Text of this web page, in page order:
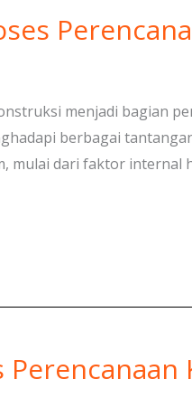
menjadi bagian
berbagai
mulai dari faktor